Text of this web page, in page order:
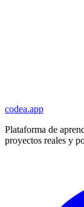
codea.app
Plataforma de
proyectos reales y